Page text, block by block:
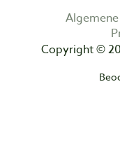
Copyright ©